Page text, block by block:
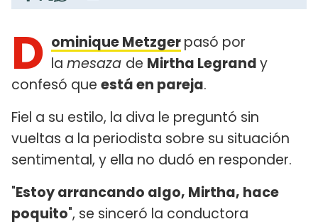
D ominique Metzgerpasó por
la mesaza de Mirtha Legrandy
confesó que está en pareja.
Fiel a su estilo, la diva le preguntó sin
vueltas a la periodista sobre su situación
sentimental, y ella no dudó en responder.
"Estoy arrancando algo, Mirtha, hace
poquito", se sinceró la conductora